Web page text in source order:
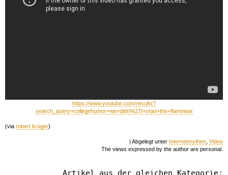
https://www.youtube.com/results?
search_query=collegehumor+we+didn%27t+start+the+flamewar
(via robert krüger)
| Abgelegt unter Internetmythen Video
The views expressed by the author are personal.
Artikel aus der gleichen Kategorie: